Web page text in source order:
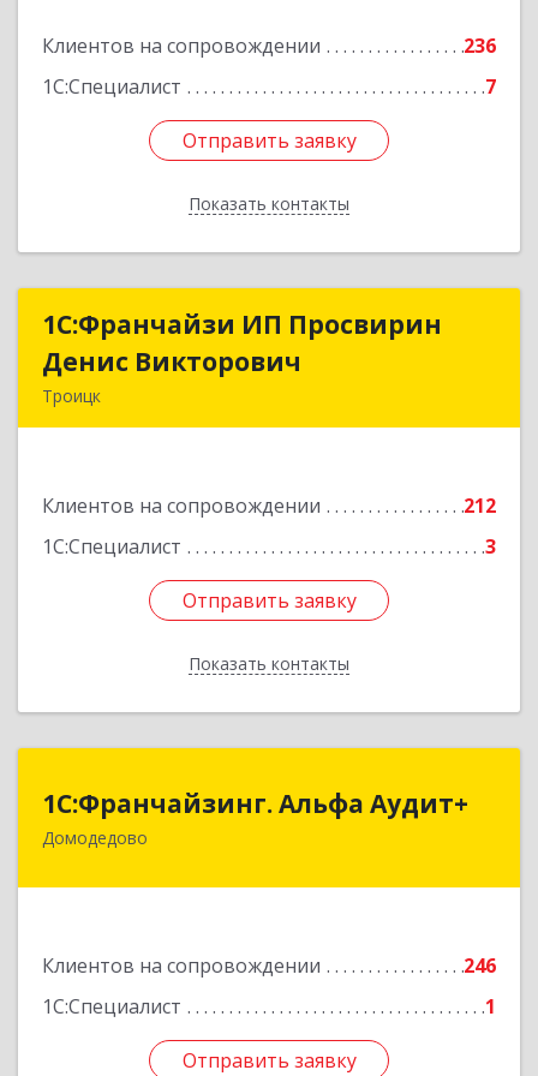
Клиентов на сопровождении
236
1С:Специалист
7
Отправить заявку
Показать контакты
Отправить заявку
Назад
1C:Франчайзи ИП Просвирин
Денис Викторович
Троицк
Клиентов на сопровождении
212
1С:Специалист
3
Отправить заявку
Показать контакты
1C:Франчайзи ИП Просвирин
Денис Викторович
Подробнее
Отправить заявку
Назад
1С:Франчайзинг. Альфа Аудит+
Домодедово
Клиентов на сопровождении
246
1С:Специалист
1
Отправить заявку
1С:Франчайзинг. Альфа Аудит+
142001, Московская обл, Домодедово г,
Отправить заявку